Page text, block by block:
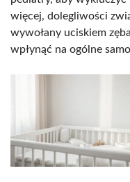
więcej, dolegliwości
wywołany uciskiem
wpłynąć na ogólne